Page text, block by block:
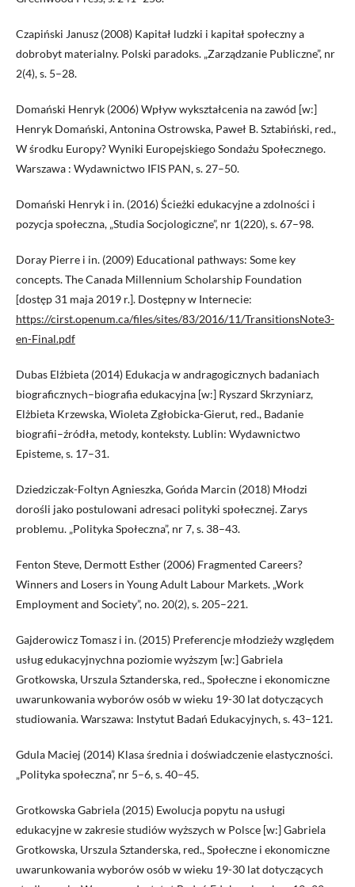
Czapiński Janusz (2008) Kapitał ludzki i kapitał społeczny a
dobrobyt materialny. Polski paradoks. „Zarządzanie Publiczne”, nr
2(4), s. 5–28.
Domański Henryk (2006) Wpływ wykształcenia na zawód [w:]
Henryk Domański, Antonina Ostrowska, Paweł B. Sztabiński, red.,
W środku Europy? Wyniki Europejskiego Sondażu Społecznego.
Warszawa : Wydawnictwo IFIS PAN, s. 27–50.
Domański Henryk i in. (2016) Ścieżki edukacyjne a zdolności i
pozycja społeczna, „Studia Socjologiczne”, nr 1(220), s. 67–98.
Doray Pierre i in. (2009) Educational pathways: Some key
concepts. The Canada Millennium Scholarship Foundation
[dostęp 31 maja 2019 r.]. Dostępny w Internecie:
https://cirst.openum.ca/files/sites/83/2016/11/TransitionsNote3-
en-Final.pdf
Dubas Elżbieta (2014) Edukacja w andragogicznych badaniach
biograficznych–biografia edukacyjna [w:] Ryszard Skrzyniarz,
Elżbieta Krzewska, Wioleta Zgłobicka-Gierut, red., Badanie
biografii–źródła, metody, konteksty. Lublin: Wydawnictwo
Episteme, s. 17–31.
Dziedziczak-Foltyn Agnieszka, Gońda Marcin (2018) Młodzi
dorośli jako postulowani adresaci polityki społecznej. Zarys
problemu. „Polityka Społeczna”, nr 7, s. 38–43.
Fenton Steve, Dermott Esther (2006) Fragmented Careers?
Winners and Losers in Young Adult Labour Markets. „Work
Employment and Society”, no. 20(2), s. 205–221.
Gajderowicz Tomasz i in. (2015) Preferencje młodzieży względem
usług edukacyjnychna poziomie wyższym [w:] Gabriela
Grotkowska, Urszula Sztanderska, red., Społeczne i ekonomiczne
uwarunkowania wyborów osób w wieku 19-30 lat dotyczących
studiowania. Warszawa: Instytut Badań Edukacyjnych, s. 43–121.
Gdula Maciej (2014) Klasa średnia i doświadczenie elastyczności.
„Polityka społeczna”, nr 5–6, s. 40–45.
Grotkowska Gabriela (2015) Ewolucja popytu na usługi
edukacyjne w zakresie studiów wyższych w Polsce [w:] Gabriela
Grotkowska, Urszula Sztanderska, red., Społeczne i ekonomiczne
uwarunkowania wyborów osób w wieku 19-30 lat dotyczących